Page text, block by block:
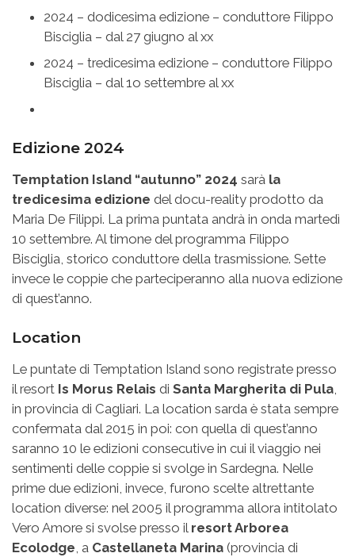
2024 – dodicesima edizione – conduttore Filippo
Bisciglia – dal 27 giugno al xx
2024 – tredicesima edizione – conduttore Filippo
Bisciglia – dal 1o settembre al xx
Edizione 2024
Temptation Island “autunno” 2024 sarà la
tredicesima edizione del docu-reality prodotto da
Maria De Filippi. La prima puntata andrà in onda martedì
10 settembre. Al timone del programma Filippo
Bisciglia, storico conduttore della trasmissione. Sette
invece le coppie che parteciperanno alla nuova edizione
di quest’anno.
Location
Le puntate di Temptation Island sono registrate presso
il resort Is Morus Relais di Santa Margherita di Pula,
in provincia di Cagliari. La location sarda è stata sempre
confermata dal 2015 in poi: con quella di quest’anno
saranno 10 le edizioni consecutive in cui il viaggio nei
sentimenti delle coppie si svolge in Sardegna. Nelle
prime due edizioni, invece, furono scelte altrettante
location diverse: nel 2005 il programma allora intitolato
Vero Amore si svolse presso il resort Arborea
Ecolodge, a Castellaneta Marina (provincia di